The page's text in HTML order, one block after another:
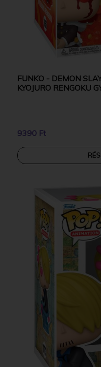
FUNKO - DEMON
KYOJURO RENGOKU
9390 Ft